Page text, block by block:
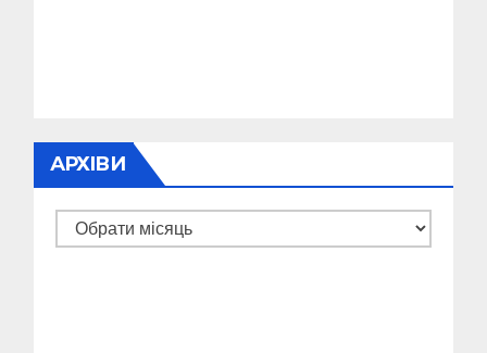
АРХІВИ
Архіви